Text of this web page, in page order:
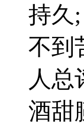
持久
不到
人总
酒甜